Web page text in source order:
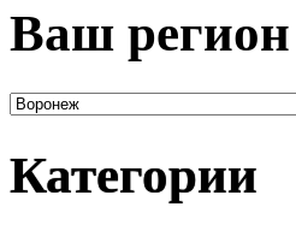
Ваш регион
Категории